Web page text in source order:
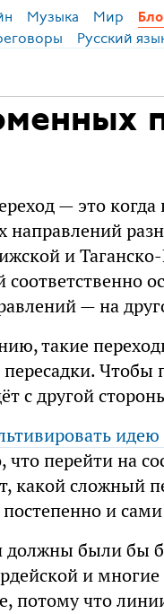
Музыка Мир
Русский
— это
направлений
и
соответственно
— на
такие
Чтобы
с другой
идею
перейти на
какой сложный
и
были бы
и
потому что